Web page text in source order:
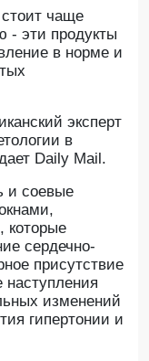
чаще
- эти продукты
в норме и
эксперт
в
Daily Mail.
и соевые
которые
сердечно-
присутствие
наступления
изменений
гипертонии и